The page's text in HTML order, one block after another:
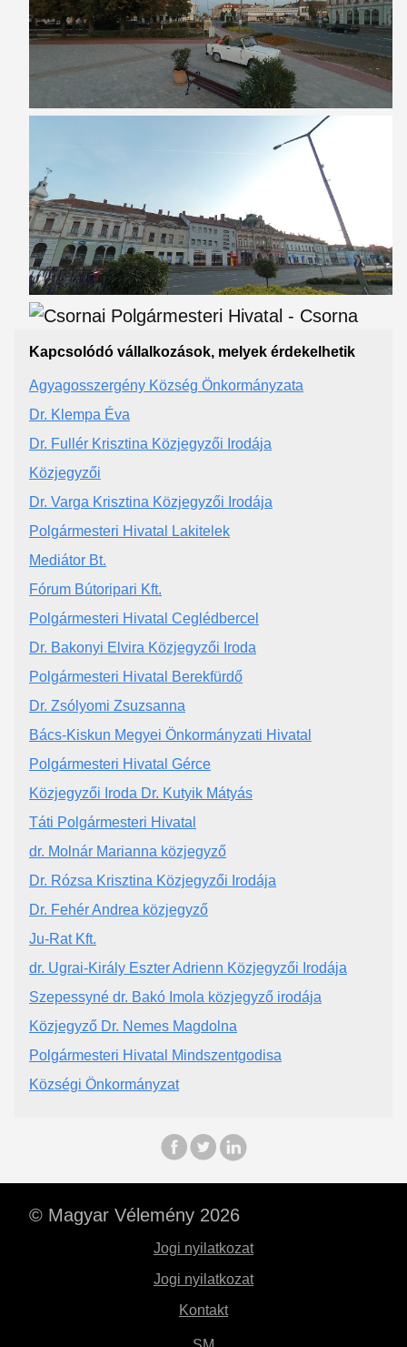
Kapcsolódó vállalkozások, melyek érdekelhetik
Agyagosszergény Község Önkormányzata
Dr. Klempa Éva
Dr. Fullér Krisztina Közjegyzői Irodája
Közjegyzői
Dr. Varga Krisztina Közjegyzői Irodája
Polgármesteri Hivatal Lakitelek
Mediátor Bt.
Fórum Bútoripari Kft.
Polgármesteri Hivatal Ceglédbercel
Dr. Bakonyi Elvira Közjegyzői Iroda
Polgármesteri Hivatal Berekfürdő
Dr. Zsólyomi Zsuzsanna
Bács-Kiskun Megyei Önkormányzati Hivatal
Polgármesteri Hivatal Gérce
Közjegyzői Iroda Dr. Kutyik Mátyás
Táti Polgármesteri Hivatal
dr. Molnár Marianna közjegyző
Dr. Rózsa Krisztina Közjegyzői Irodája
Dr. Fehér Andrea közjegyző
Ju-Rat Kft.
dr. Ugrai-Király Eszter Adrienn Közjegyzői Irodája
Szepessyné dr. Bakó Imola közjegyző irodája
Közjegyző Dr. Nemes Magdolna
Polgármesteri Hivatal Mindszentgodisa
Községi Önkormányzat
© Magyar Vélemény 2026
Jogi nyilatkozat
Jogi nyilatkozat
Kontakt